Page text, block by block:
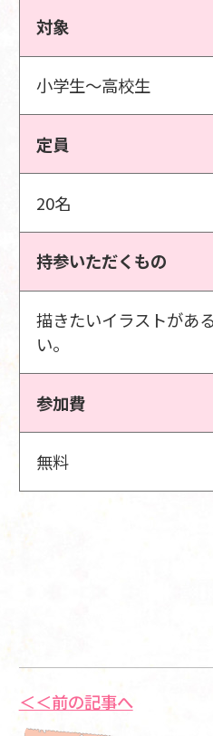
対象
小学生～高校生
定員
20名
持参いただくもの
描きたいイラストがあ
い。
参加費
無料
＜＜前の記事へ